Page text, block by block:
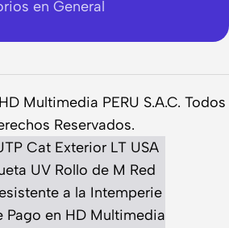
en General
Multimedia PERU S.A.C. Todos
Reservados.